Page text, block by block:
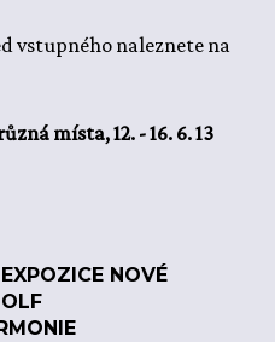
vstupného naleznete na
místa, 12. - 16. 6. 13
EXPOZICE NOVÉ